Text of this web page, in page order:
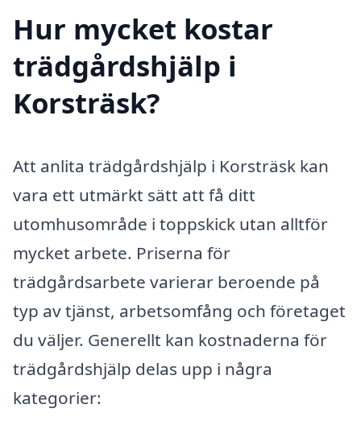
Hur mycket kostar
trädgårdshjälp i
Korsträsk?
Att anlita trädgårdshjälp i Korsträsk kan
vara ett utmärkt sätt att få ditt
utomhusområde i toppskick utan alltför
mycket arbete. Priserna för
trädgårdsarbete varierar beroende på
typ av tjänst, arbetsomfång och företaget
du väljer. Generellt kan kostnaderna för
trädgårdshjälp delas upp i några
kategorier: